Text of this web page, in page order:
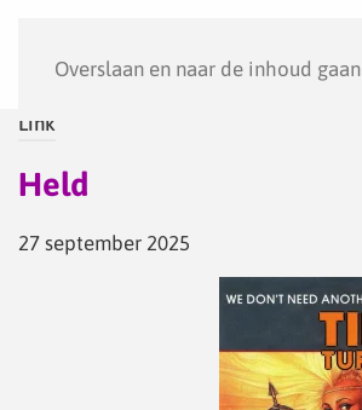
Overslaan en naar de inhoud gaan
Link
Held
27 september 2025